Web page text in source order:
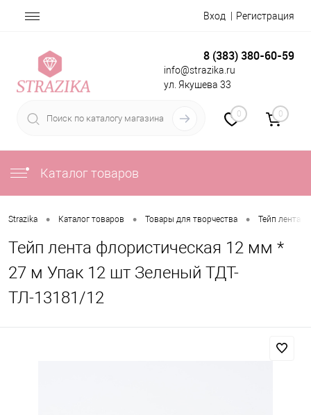
Вход Регистрация
8 (383) 380-60-59
info@strazika.ru
ул. Якушева 33
0 0
Каталог товаров
Strazika • Каталог товаров • Товары для творчества • Тейп лента
Тейп лента флористическая 12 мм *
27 м Упак 12 шт Зеленый ТДТ-
ТЛ-13181/12